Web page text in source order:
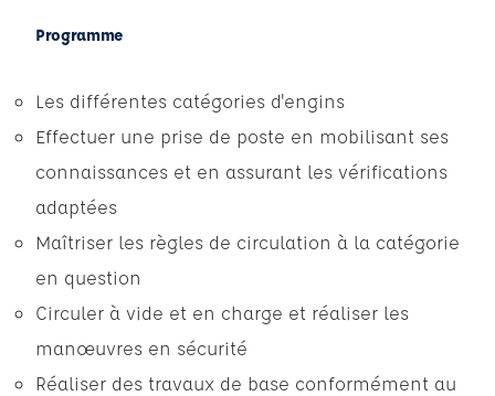
Programme
Les différentes catégories d'engins
Effectuer une prise de poste en mobilisant ses
connaissances et en assurant les vérifications
adaptées
Maîtriser les règles de circulation à la catégorie
en question
Circuler à vide et en charge et réaliser les
manœuvres en sécurité
Réaliser des travaux de base conformément au